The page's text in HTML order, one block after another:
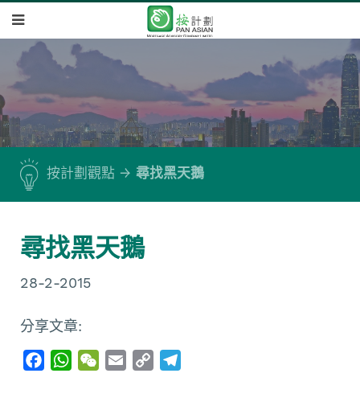
按計劃觀點 尋找黑天鵝
尋找黑天鵝
28-2-2015
分享文章:
W
W